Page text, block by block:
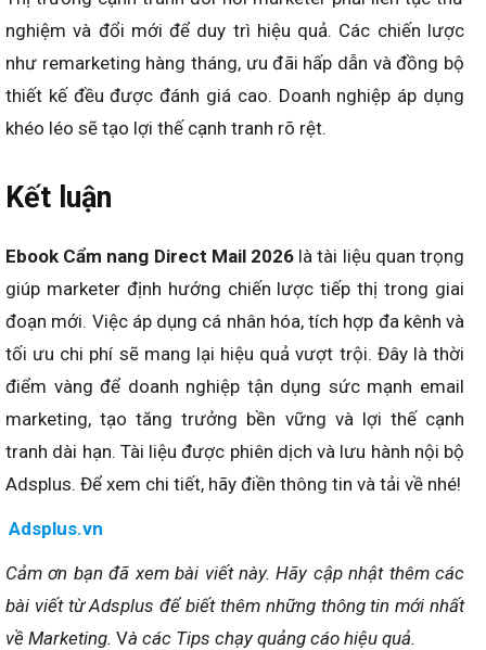
nghiệm và đổi mới để duy trì hiệu quả. Các chiến lược
như remarketing hàng tháng, ưu đãi hấp dẫn và đồng bộ
thiết kế đều được đánh giá cao. Doanh nghiệp áp dụng
khéo léo sẽ tạo lợi thế cạnh tranh rõ rệt.
Kết luận
Ebook Cẩm nang Direct Mail 2026 là tài liệu quan trọng
giúp marketer định hướng chiến lược tiếp thị trong giai
đoạn mới. Việc áp dụng cá nhân hóa, tích hợp đa kênh và
tối ưu chi phí sẽ mang lại hiệu quả vượt trội. Đây là thời
điểm vàng để doanh nghiệp tận dụng sức mạnh email
marketing, tạo tăng trưởng bền vững và lợi thế cạnh
tranh dài hạn. Tài liệu được phiên dịch và lưu hành nội bộ
Adsplus. Để xem chi tiết, hãy điền thông tin và tải về nhé!
Adsplus.vn
Cảm ơn bạn đã xem bài viết này. Hãy cập nhật thêm các
bài viết từ Adsplus để biết thêm những thông tin mới nhất
về Marketing. Và các Tips chạy quảng cáo hiệu quả.